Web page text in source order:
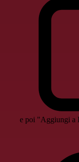
e poi "Aggiungi a